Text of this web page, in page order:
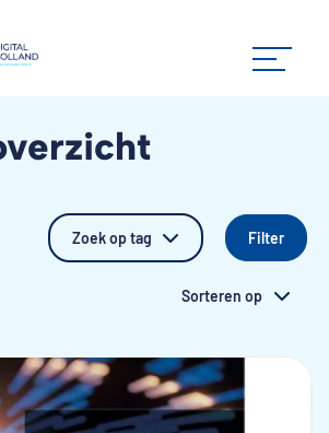
Zoek op tag
Sorteren op